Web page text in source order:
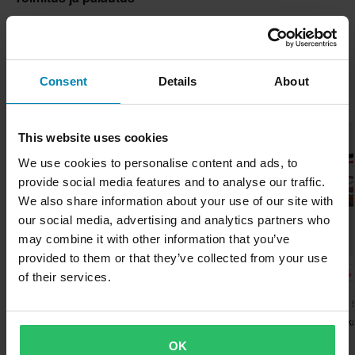
Consent Details About
This website uses cookies
We use cookies to personalise content and ads, to
provide social media features and to analyse our traffic.
We also share information about your use of our site with
our social media, advertising and analytics partners who
may combine it with other information that you’ve
provided to them or that they’ve collected from your use
of their services.
OK
Tämä tuote on valmis lähetettäväksi undefined päivää. Tilaus
lähetetään heti, kun kaikki tuotteesi ovat valmiita. Kassalta näet
arvioidun toimitusajan koko tilaukselle.
Toimitamme päivittäin tilauksia kaikkialle Pohjoismaissa.
Teemme aina parhaamme varmistaaksemme, että vastaanotat
tuotteet mahdollisimman nopeasti!
Alin hintatakuu
Pyrimme pitämään yllä parhaita hintoja, mutta jos löydät silti
paremman hinnan kilpailijalta, vastaamme siihen hintaan.
Hintatakuumme on voimassa 14 päivän kuluessa ostoksestasi.
Ilmainen toimitus yli 150€ ostoksista*
Yli 150€ tilaukset ovat maksuttomia. *Tämä ei sisällä ylisuuria
Kysy jotain
Lähetä
Suosikit tuotemerkiltä Sno-X
25,99 € -13%
Telapyörä Sno-X Lynx
-15%
Sno-X